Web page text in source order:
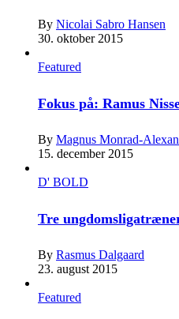
By Nicolai Sabro Hansen
30. oktober 2015
Featured
Fokus på: Ramus
By Magnus Monrad-
15. december 2015
D' BOLD
Tre
By Rasmus Dalgaard
23. august 2015
Featured